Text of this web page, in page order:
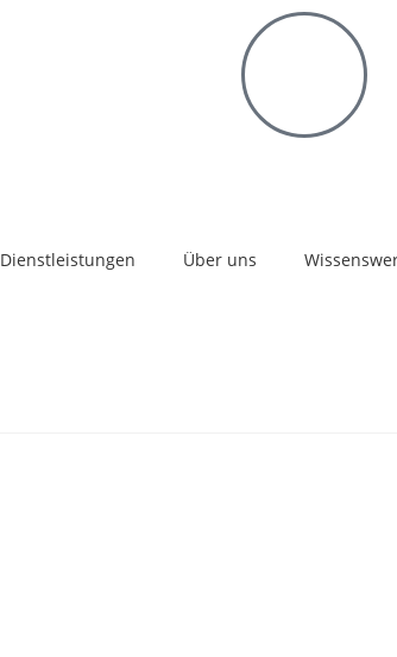
Dienstleistungen Über uns